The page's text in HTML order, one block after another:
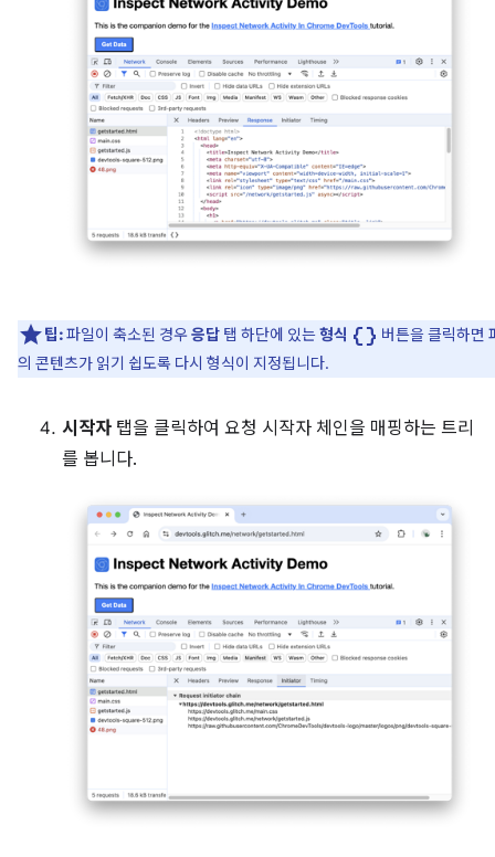
팁:파일이 축소된 경우응답 탭 하단에 있는형식 data_object 버튼을 클릭하면
의 콘텐츠가 읽기 쉽도록 다시 형식이 지정됩니다.
시작자 탭을 클릭하여 요청 시작자 체인을 매핑하는 트리
를 봅니다.